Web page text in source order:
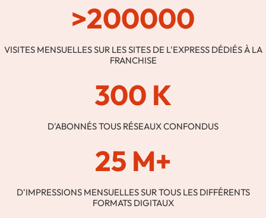
>200000
VISITES MENSUELLES SUR LES SITES DE L'EXPRESS DÉDIÉS À LA
FRANCHISE
300 K
D'ABONNÉS TOUS RÉSEAUX CONFONDUS
25 M+
D'IMPRESSIONS MENSUELLES SUR TOUS LES DIFFÉRENTS
FORMATS DIGITAUX